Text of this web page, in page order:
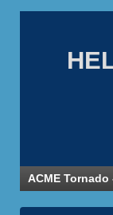
ACME Tornado